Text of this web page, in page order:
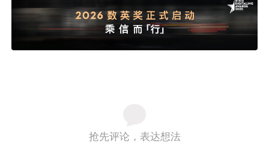
抢先评论，表达想法